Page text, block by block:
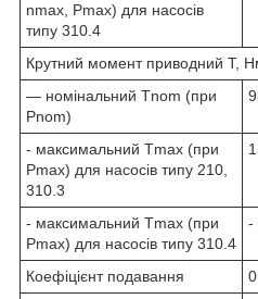
nmax, Pmax) для насосів
типу 310.4
Крутний момент приводний T,
— номінальний Тnom (при
Pnom)
- максимальний Тmax (при
Pmax) для насосів типу 210,
310.3
- максимальний Тmax (при
Pmax) для насосів типу 310.4
-
Коефіцієнт подавання